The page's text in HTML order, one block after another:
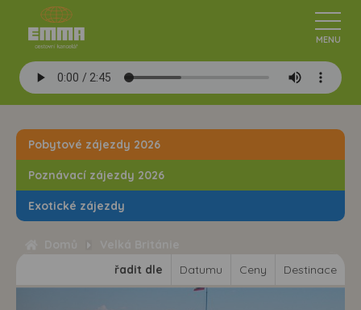
Pobytové zájezdy 2026
Poznávací zájezdy 2026
Exotické zájezdy
řadit dle
Datumu Ceny Destinace